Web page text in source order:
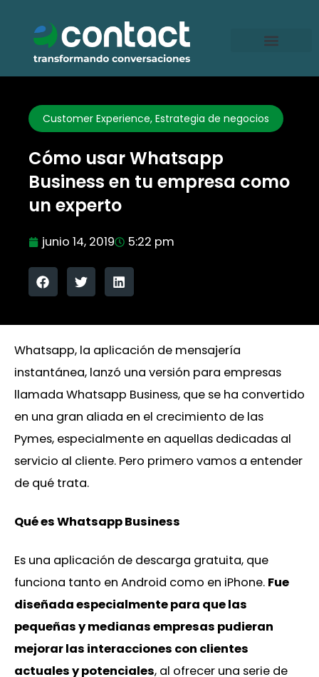
contenido
Customer Experience, Estrategia de negocios
Cómo usar Whatsapp
Business en tu empresa como
un experto
junio 14, 2019 5:22 pm
Whatsapp, la aplicación de mensajería
instantánea, lanzó una versión para empresas
llamada Whatsapp Business, que se ha convertido
en una gran aliada en el crecimiento de las
Pymes, especialmente en aquellas dedicadas al
servicio al cliente. Pero primero vamos a entender
de qué trata.
Qué es Whatsapp Business
Es una aplicación de descarga gratuita, que
funciona tanto en Android como en iPhone. Fue
diseñada especialmente para que las
pequeñas y medianas empresas pudieran
mejorar las interacciones con clientes
actuales y potenciales, al ofrecer una serie de